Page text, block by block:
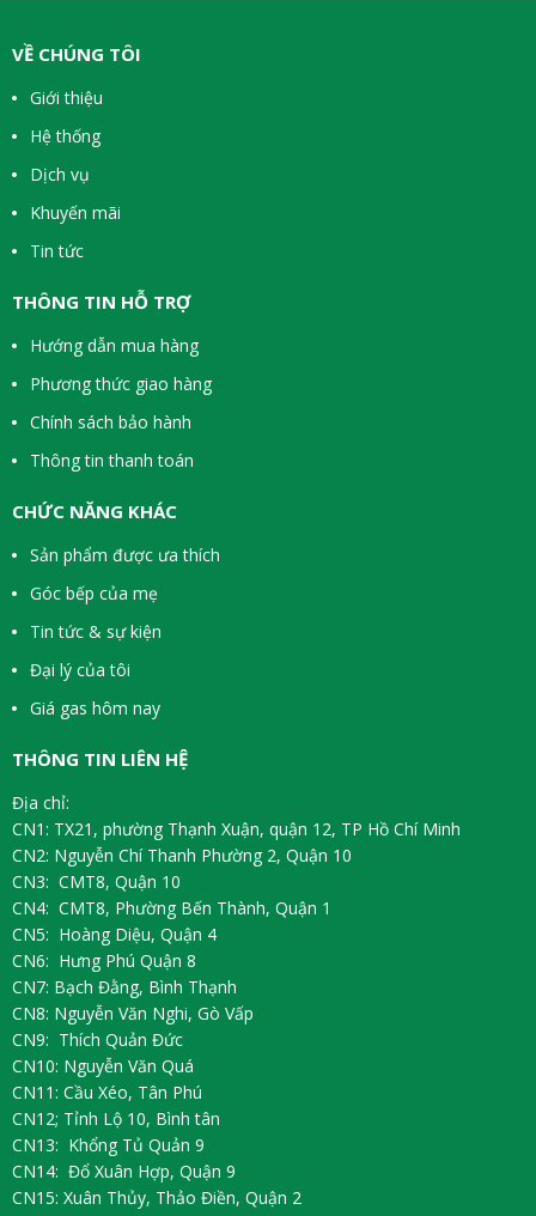
VỀ CHÚNG TÔI
Giới thiệu
Hệ thống
Dịch vụ
Khuyến mãi
Tin tức
THÔNG TIN HỖ TRỢ
Hướng dẫn mua hàng
Phương thức giao hàng
Chính sách bảo hành
Thông tin thanh toán
CHỨC NĂNG KHÁC
Sản phẩm được ưa thích
Góc bếp của mẹ
Tin tức & sự kiện
Đại lý của tôi
Giá gas hôm nay
THÔNG TIN LIÊN HỆ
Địa chỉ:
CN1: TX21, phường Thạnh Xuận, quận 12, TP Hồ Chí Minh
CN2: Nguyễn Chí Thanh Phường 2, Quận 10
CN3: CMT8, Quận 10
CN4: CMT8, Phường Bến Thành, Quận 1
CN5: Hoàng Diệu, Quận 4
CN6: Hưng Phú Quận 8
CN7: Bạch Đằng, Bình Thạnh
CN8: Nguyễn Văn Nghi, Gò Vấp
CN9: Thích Quản Đức
CN10: Nguyễn Văn Quá
CN11: Cầu Xéo, Tân Phú
CN12; Tỉnh Lộ 10, Bình tân
CN13: Khổng Tủ Quản 9
CN14: Đổ Xuân Hợp, Quận 9
CN15: Xuân Thủy, Thảo Điền, Quận 2